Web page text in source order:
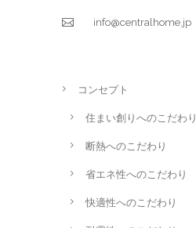
info@centralhome.jp
コンセプト
住まい創りへのこだわり
断熱へのこだわり
省エネ性へのこだわり
快適性へのこだわり